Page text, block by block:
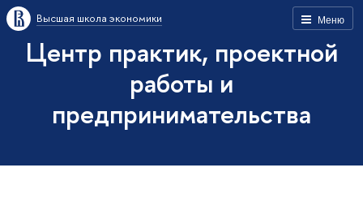
Меню
Высшая школа экономики
Центр практик, проектной
работы и
предпринимательства